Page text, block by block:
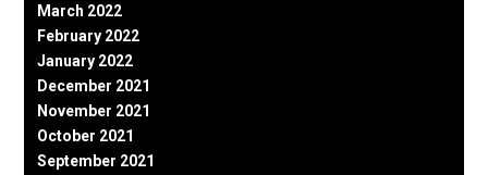
March 2022
February 2022
January 2022
December 2021
November 2021
October 2021
September 2021